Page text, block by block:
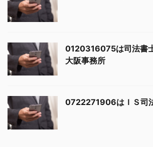
0120316075は司法書
大阪事務所
0722271906はＩＳ司